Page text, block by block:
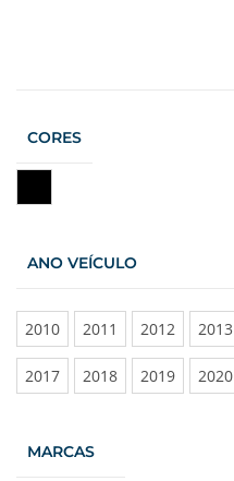
CORES
Preto
ANO VEÍCULO
2010 2011 2012 2013
2017 2018 2019 2020
MARCAS